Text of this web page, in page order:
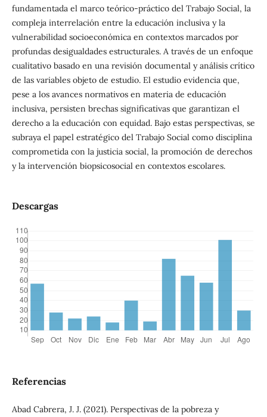
fundamentada el marco teórico-práctico del Trabajo Social, la
compleja interrelación entre la educación inclusiva y la
vulnerabilidad socioeconómica en contextos marcados por
profundas desigualdades estructurales. A través de un enfoque
cualitativo basado en una revisión documental y análisis crítico
de las variables objeto de estudio. El estudio evidencia que,
pese a los avances normativos en materia de educación
inclusiva, persisten brechas significativas que garantizan el
derecho a la educación con equidad. Bajo estas perspectivas, se
subraya el papel estratégico del Trabajo Social como disciplina
comprometida con la justicia social, la promoción de derechos
y la intervención biopsicosocial en contextos escolares.
Descargas
Referencias
Abad Cabrera, J. J. (2021). Perspectivas de la pobreza y